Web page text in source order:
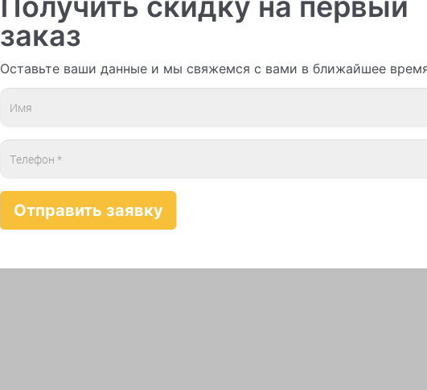
заказ
Оставьте ваши данные и мы свяжемся с вами в ближайшее